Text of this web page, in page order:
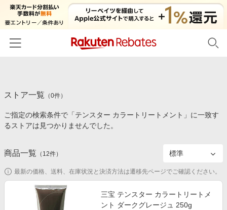
カテゴリー一覧
百貨店・総合ECモール
食品・スイーツ・お酒
コスメ・健康・医薬品
キッズ・ベビー用品
イベント一覧
初回購入者限定特典
対象ストア新規限定特典
新着ストアのご紹介
電子書籍特集
楽天IDでログイン/会員登録
ストア一覧 （0件）
ご指定の検索条件で「テンスター カラートリートメント」に一致す
るストアは見つかりませんでした。
商品一覧 （ 12件）
最新の価格、送料、在庫状況と決済方法は遷移先ページでご確認ください。
三宝 テンスター カラートリートメ
ント ダークグレージュ 250g